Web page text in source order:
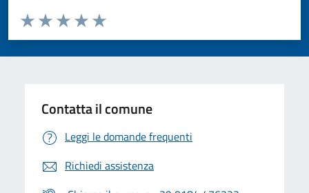
Valuta da 1 a 5 stelle la pagina
Valuta 5 stelle su 5
Valuta 4 stelle su 5
Valuta 3 stelle su 5
Valuta 2 stelle su 5
Valuta 1 stelle su 5
Contatta il comune
Leggi le domande frequenti
Richiedi assistenza